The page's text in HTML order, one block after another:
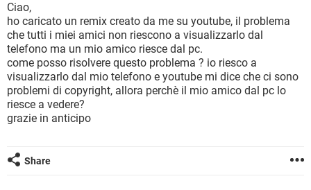
TIKTOK
HARDWARE
INSTAGRAM WHATSAPP
TIKTOK FACEBOOK
HARDWARE
INTRATTENIMENTO
iOS WINDOWS 10
WHATSAPP
TIKTOK FACEBOOK
HARDWARE
Ciao,
ho caricato un remix creato da me su youtube, il problema
che tutti i miei amici non riescono a visualizzarlo dal
telefono ma un mio amico riesce dal pc.
come posso risolvere questo problema ? io riesco a
visualizzarlo dal mio telefono e youtube mi dice che ci sono
problemi di copyright, allora perchè il mio amico dal pc lo
riesce a vedere?
grazie in anticipo
Share